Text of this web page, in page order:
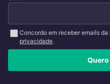
Concordo em receber emails da
privacidade.